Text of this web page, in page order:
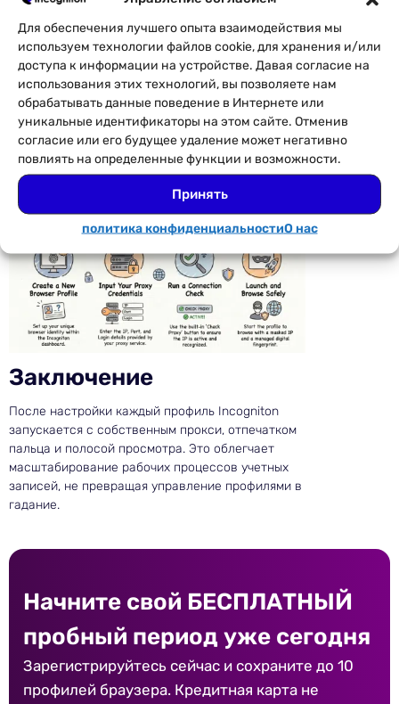
Для обеспечения лучшего опыта взаимодействия мы
используем технологии файлов cookie, для хранения и/или
доступа к информации на устройстве. Давая согласие на
использования этих технологий, вы позволяете нам
обрабатывать данные поведение в Интернете или
уникальные идентификаторы на этом сайте. Отменив
согласие или его будущее удаление может негативно
повлиять на определенные функции и возможности.
Принять
политика конфиденциальностиО нас
В окне браузера откройте службу проверки
IP-адресов, чтобы подтвердить
предполагаемый IP-адрес и
местоположение.
После проверки Ваш профиль готов:
изолированное состояние браузера,
выделенный прокси, настроенный один раз
и используемый повторно каждую сессию.
Заключение
После настройки каждый профиль Incogniton
запускается с собственным прокси, отпечатком
пальца и полосой просмотра. Это облегчает
масштабирование рабочих процессов учетных
записей, не превращая управление профилями в
гадание.
Начните свой БЕСПЛАТНЫЙ
пробный период уже сегодня
Зарегистрируйтесь сейчас и сохраните до 10
профилей браузера. Кредитная карта не